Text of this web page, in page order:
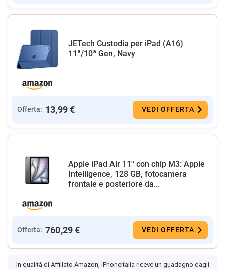
JETech Custodia per iPad (A16)
11ª/10ª Gen, Navy
Offerta: 13,99 € VEDI OFFERTA
Apple iPad Air 11'' con chip M3: Apple
Intelligence, 128 GB, fotocamera
frontale e posteriore da...
Offerta: 760,29 € VEDI OFFERTA
In qualità di Affiliato Amazon, iPhoneItalia riceve un guadagno dagli